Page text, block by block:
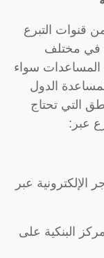
قنوات التبرع
في مختلف
المساعدات سواء
لمساعدة الدول
التي تحتاج
عبر:
عبر
البنكية على